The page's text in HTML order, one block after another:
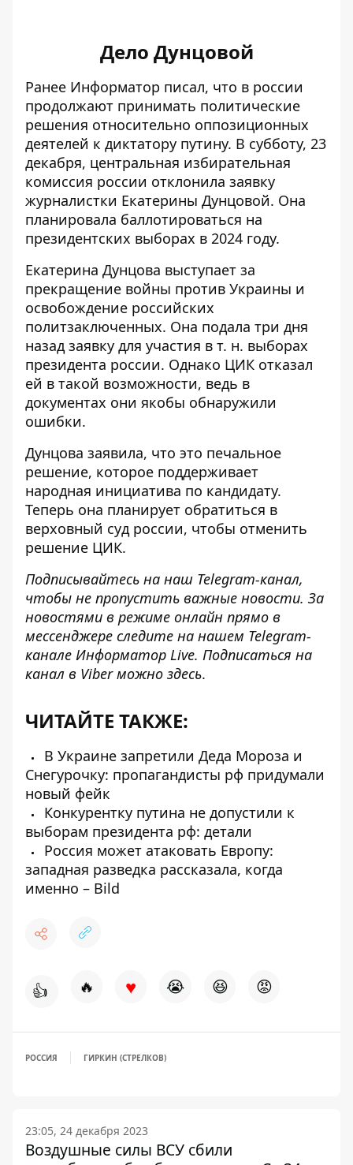
Дело Дунцовой
Ранее Информатор писал, что в россии
продолжают принимать политические
решения относительно оппозиционных
деятелей к диктатору путину. В субботу, 23
декабря, центральная избирательная
комиссия россии отклонила заявку
журналистки Екатерины Дунцовой. Она
планировала баллотироваться на
президентских выборах в 2024 году.
Екатерина Дунцова выступает за
прекращение войны против Украины и
освобождение российских
политзаключенных. Она подала три дня
назад заявку для участия в т. н. выборах
президента россии. Однако ЦИК отказал
ей в такой возможности, ведь в
документах они якобы обнаружили
ошибки.
Дунцова заявила, что это печальное
решение, которое поддерживает
народная инициатива по кандидату.
Теперь она планирует обратиться в
верховный суд россии, чтобы отменить
решение ЦИК.
Подписывайтесь на наш Telegram-канал,
чтобы не пропустить важные новости. За
новостями в режиме онлайн прямо в
мессенджере следите на нашем Telegram-
канале Информатор Live. Подписаться на
канал в Viber можно здесь.
ЧИТАЙТЕ ТАКЖЕ:
В Украине запретили Деда Мороза и
Снегурочку: пропагандисты рф придумали
новый фейк
Конкурентку путина не допустили к
выборам президента рф: детали
Россия может атаковать Европу:
западная разведка рассказала, когда
именно – Bild
👍 🔥 ♥ 😭 😆 😡
РОССИЯ ГИРКИН (СТРЕЛКОВ)
23:05, 24 декабря 2023
Воздушные силы ВСУ сбили